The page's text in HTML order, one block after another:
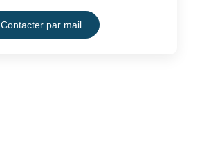
Contacter par mail